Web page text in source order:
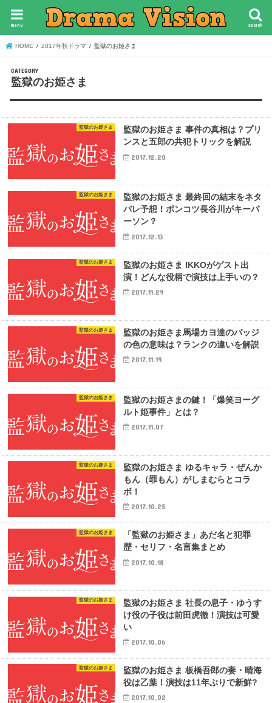
search
menu
HOME 2017年秋ドラマ 監獄のお姫さま
監獄のお姫さま
監獄のお姫さま
監獄のお姫さま 事件の真相は？プリ
ンスと五郎の共犯トリックを解説
2017.12.20
監獄のお姫さま
監獄のお姫さま 最終回の結末をネタ
バレ予想！ポンコツ長谷川がキーパ
ーソン？
2017.12.13
監獄のお姫さま
監獄のお姫さま IKKOがゲスト出
演！どんな役柄で演技は上手いの？
2017.11.29
監獄のお姫さま
監獄のお姫さま馬場カヨ達のバッジ
の色の意味は？ランクの違いを解説
2017.11.19
監獄のお姫さま
監獄のお姫さまの鍵！「爆笑ヨーグ
ルト姫事件」とは？
2017.11.07
監獄のお姫さま
監獄のお姫さま ゆるキャラ・ぜんか
もん（罪もん）がしまむらとコラ
ボ！
2017.10.25
監獄のお姫さま
「監獄のお姫さま」あだ名と犯罪
歴・セリフ・名言集まとめ
2017.10.18
監獄のお姫さま
監獄のお姫さま 社長の息子・ゆうす
け役の子役は前田虎徹！演技は可愛
い
2017.10.06
監獄のお姫さま
監獄のお姫さま 板橋吾郎の妻・晴海
役は乙葉！演技は11年ぶりで新鮮?
2017.10.02